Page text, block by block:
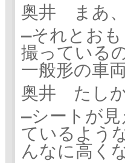
奥井 まあ
―それとお
撮っている
一般形の車
奥井 たし
―シートが
ているよう
んなに高く